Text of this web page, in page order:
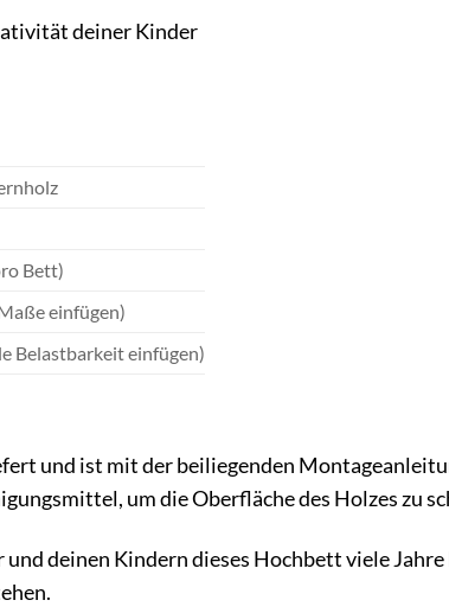
deiner Kinder
Bett)
einfügen)
Belastbarkeit einfügen)
und ist mit der beiliegenden
um die Oberfläche des Holzes zu
deinen Kindern dieses Hochbett viele